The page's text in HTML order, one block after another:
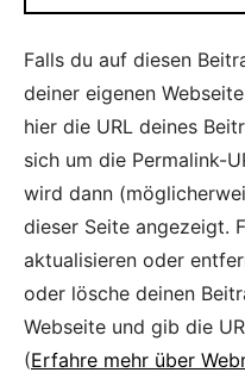
Falls du auf diesen
deiner eigenen
hier die URL deines
sich um die Permalink-
wird dann
dieser Seite angezeigt.
aktualisieren oder
oder lösche deinen
Webseite und gib die
(Erfahre mehr über